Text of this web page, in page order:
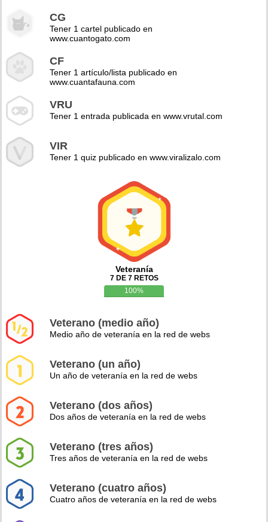
CG
Tener 1 cartel publicado en
www.cuantogato.com
CF
Tener 1 artículo/lista publicado en
www.cuantafauna.com
VRU
Tener 1 entrada publicada en www.vrutal.com
VIR
Tener 1 quiz publicado en www.viralizalo.com
Veteranía
7 DE 7 RETOS
100%
Veterano (medio año)
Medio año de veteranía en la red de webs
Veterano (un año)
Un año de veteranía en la red de webs
Veterano (dos años)
Dos años de veteranía en la red de webs
Veterano (tres años)
Tres años de veteranía en la red de webs
Veterano (cuatro años)
Cuatro años de veteranía en la red de webs